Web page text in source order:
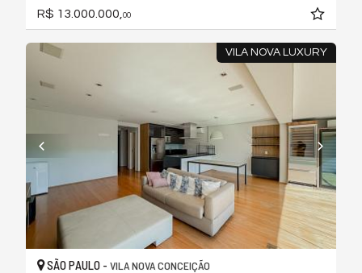
R$ 13.000.000,00
VILA NOVA LUXURY
SÃO PAULO - VILA NOVA CONCEIÇÃO